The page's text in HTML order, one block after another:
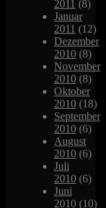
2011 (8)
Januar
2011 (12)
Dezember
2010 (8)
November
2010 (8)
Oktober
2010 (18)
September
2010 (6)
August
2010 (6)
Juli
2010 (6)
Juni
2010 (10)